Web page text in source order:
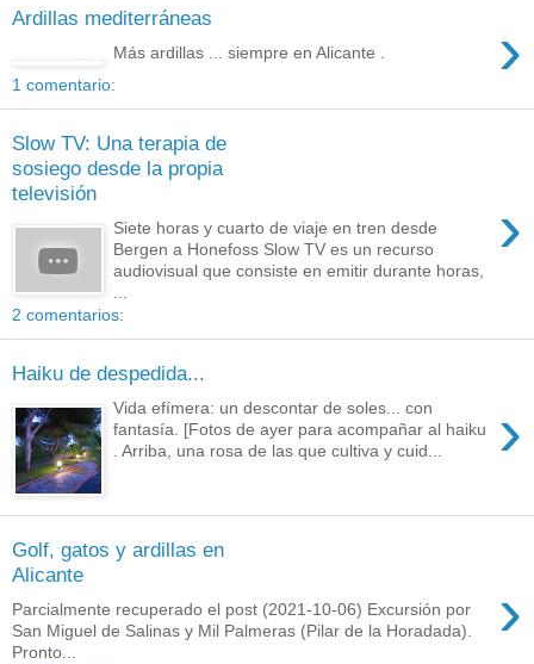
Ardillas mediterráneas ›
Más ardillas ... siempre en Alicante .
1 comentario:
Slow TV: Una terapia de
sosiego desde la propia
televisión
›
Siete horas y cuarto de viaje en tren desde
Bergen a Honefoss Slow TV es un recurso
audiovisual que consiste en emitir durante horas,
2 comentarios:
Haiku de despedida...
›
Vida efímera: un descontar de soles... con
fantasía. [Fotos de ayer para acompañar al haiku
. Arriba, una rosa de las que cultiva y cuid...
Golf, gatos y ardillas en
Alicante
›
Parcialmente recuperado el post (2021-10-06) Excursión por
San Miguel de Salinas y Mil Palmeras (Pilar de la Horadada).
Pronto...